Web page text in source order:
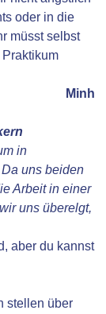
oder in die
müsst selbst
Minh
in
uns beiden
Arbeit in einer
uns überelgt,
aber du kannst
stellen über